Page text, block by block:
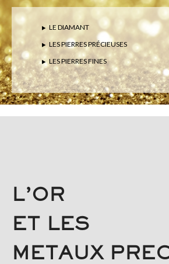
LE DIAMANT
LES PIERRES PRÉCIEUSES
LES PIERRES FINES
L’OR
ET LES
METAUX